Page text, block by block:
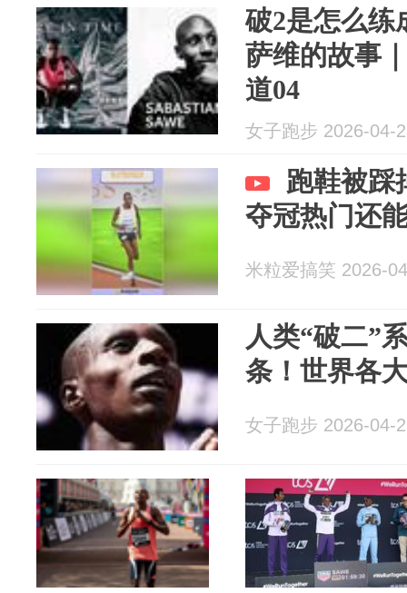
破2是怎么练
萨维的故事
道04
女子跑步 2026-04-
跑鞋被踩
夺冠热门还
米粒爱搞笑 2026-
人类“破二”
条！世界各
女子跑步 2026-04-